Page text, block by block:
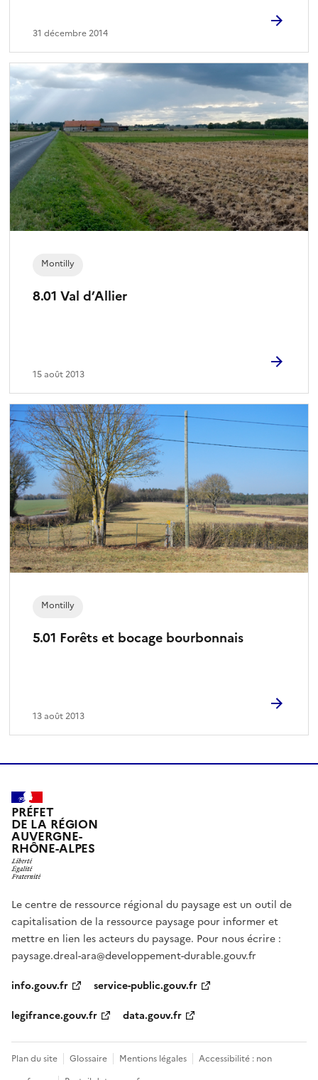
31 décembre 2014
8.01 Val d’Allier
Montilly
15 août 2013
5.01 Forêts et bocage bourbonnais
Montilly
13 août 2013
PRÉFET
DE LA RÉGION
AUVERGNE-
RHÔNE-ALPES
Le centre de ressource régional du paysage est un outil de
capitalisation de la ressource paysage pour informer et
mettre en lien les acteurs du paysage. Pour nous écrire :
paysage.dreal-ara@developpement-durable.gouv.fr
info.gouv.fr
service-public.gouv.fr
legifrance.gouv.fr
data.gouv.fr
Plan du site Glossaire Mentions légales
Accessibilité : non